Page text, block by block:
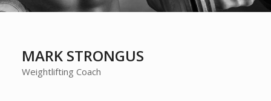
MARK STRONGUS
Weightlifting Coach